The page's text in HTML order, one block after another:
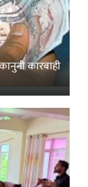
कारबाही